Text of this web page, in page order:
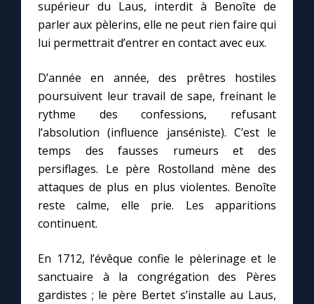
supérieur du Laus, interdit à Benoîte de
parler aux pèlerins, elle ne peut rien faire qui
lui permettrait d’entrer en contact avec eux.
D’année en année, des prêtres hostiles
poursuivent leur travail de sape, freinant le
rythme des confessions, refusant
l’absolution (influence janséniste). C’est le
temps des fausses rumeurs et des
persiflages. Le père Rostolland mène des
attaques de plus en plus violentes. Benoîte
reste calme, elle prie. Les apparitions
continuent.
En 1712, l’évêque confie le pèlerinage et le
sanctuaire à la congrégation des Pères
gardistes ; le père Bertet s’installe au Laus,